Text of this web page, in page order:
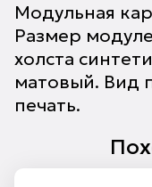
Модульная
Размер
холста
матовый. Вид
печать.